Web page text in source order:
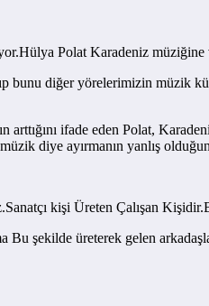
Polat Karadeniz
bunu diğer yörelerimizin müzik
ifade eden Polat,
diye ayırmanın yanlış
kişi Üreten Çalışan
şekilde üreterek gelen